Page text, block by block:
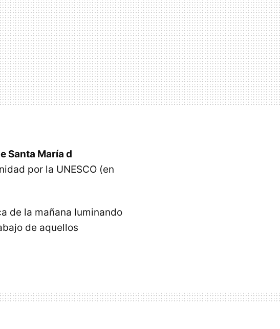
Santa María d
por la UNESCO (en
de la mañana luminando
de aquellos